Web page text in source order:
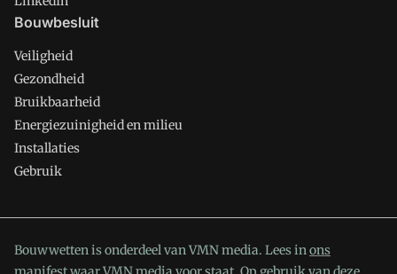
Bouwbesluit
Veiligheid
Gezondheid
Bruikbaarheid
Energiezuinigheid en milieu
Installaties
Gebruik
Bouwwetten is onderdeel van VMN media. Lees inons